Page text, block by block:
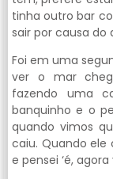
tinha outro bar
sair por causa do
Foi em uma
ver o mar
fazendo uma
banquinho e o
quando vimos
caiu. Quando ele
e pensei ‘é,